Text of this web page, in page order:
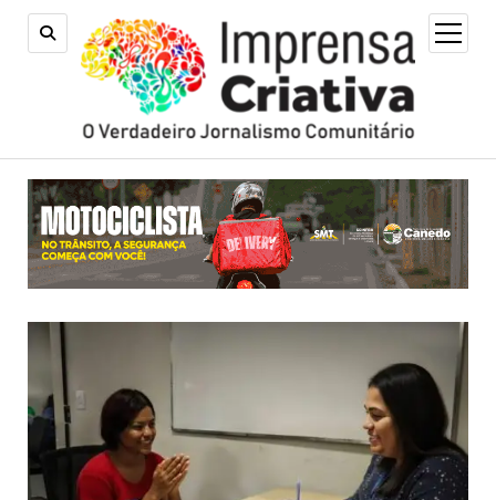
open
menu